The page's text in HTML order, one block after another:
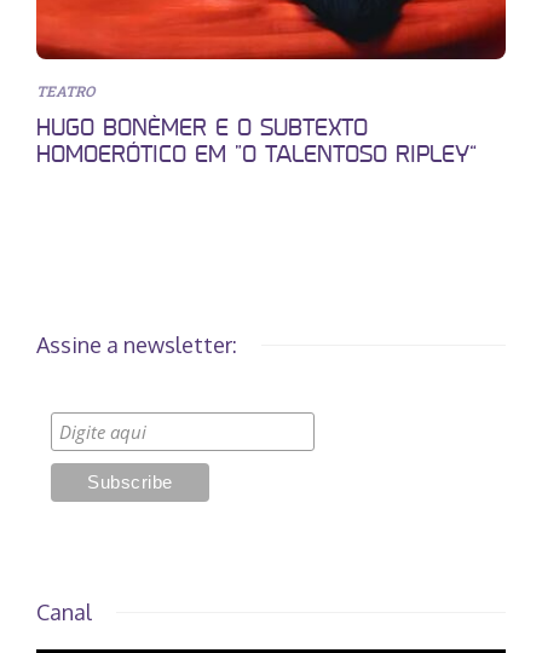
TEATRO
HUGO BONÈMER E O SUBTEXTO
HOMOERÓTICO EM “O TALENTOSO RIPLEY”
Assine a newsletter:
Canal